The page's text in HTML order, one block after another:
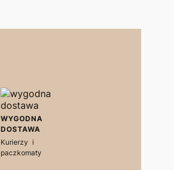
WYGODNA
DOSTAWA
Kurierzy i
paczkomaty